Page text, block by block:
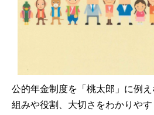
公的年金制度を「桃太郎」に例
組みや役割、大切さをわかりや